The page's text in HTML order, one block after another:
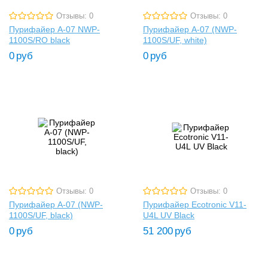
Отзывы: 0
Пурифайер A-07 NWP-
1100S/RO black
0 руб
Отзывы: 0
Пурифайер A-07 (NWP-
1100S/UF, white)
0 руб
Отзывы: 0
Пурифайер A-07 (NWP-
1100S/UF, black)
0 руб
Отзывы: 0
Пурифайер Ecotronic V11-
U4L UV Black
51 200 руб